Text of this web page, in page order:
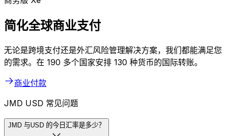
商务版 Xe
简化全球商业支付
无论是跨境支付还是外汇风险管理解决方案，我们都能满足您
的需求。在 190 多个国家安排 130 种货币的国际转账。